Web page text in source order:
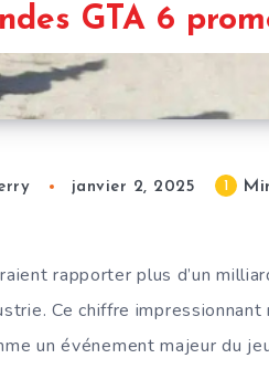
GTA 6
janvier 2, 2025 1
rapporter plus d’un
Ce chiffre impressionnant
un événement majeur du